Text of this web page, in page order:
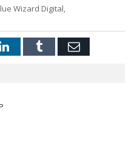
Wizard Digital,
LinkedInTumblrEmail